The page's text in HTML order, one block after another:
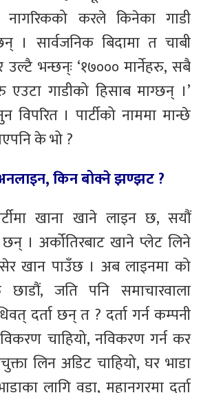
करले किनेका गाडी
। सार्वजनिक बिदामा त चाबी
उल्टै भन्छन्ः ‘१७००० मार्नेहरु, सबै
गाडीको हिसाब माग्छन् ।’
। पार्टीको नाममा मान्छे
के भो ?
किन बोक्ने झण्झट ?
खाना खाने लाइन छ, सयौं
। अर्कोतिरबाट खाने प्लेट लिने
खान पाउँछ । अब लाइनमा को
जति पनि समाचारवाला
दर्ता छन् त ? दर्ता गर्न कम्पनी
चाहियो, नविकरण गर्न कर
लिन अडिट चाहियो, घर भाडा
लागि वडा, महानगरमा दर्ता